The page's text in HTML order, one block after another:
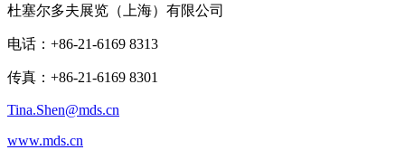
杜塞尔多夫展览（上海）有限公司
电话：+86-21-6169 8313
传真：+86-21-6169 8301
Tina.Shen@mds.cn
www.mds.cn